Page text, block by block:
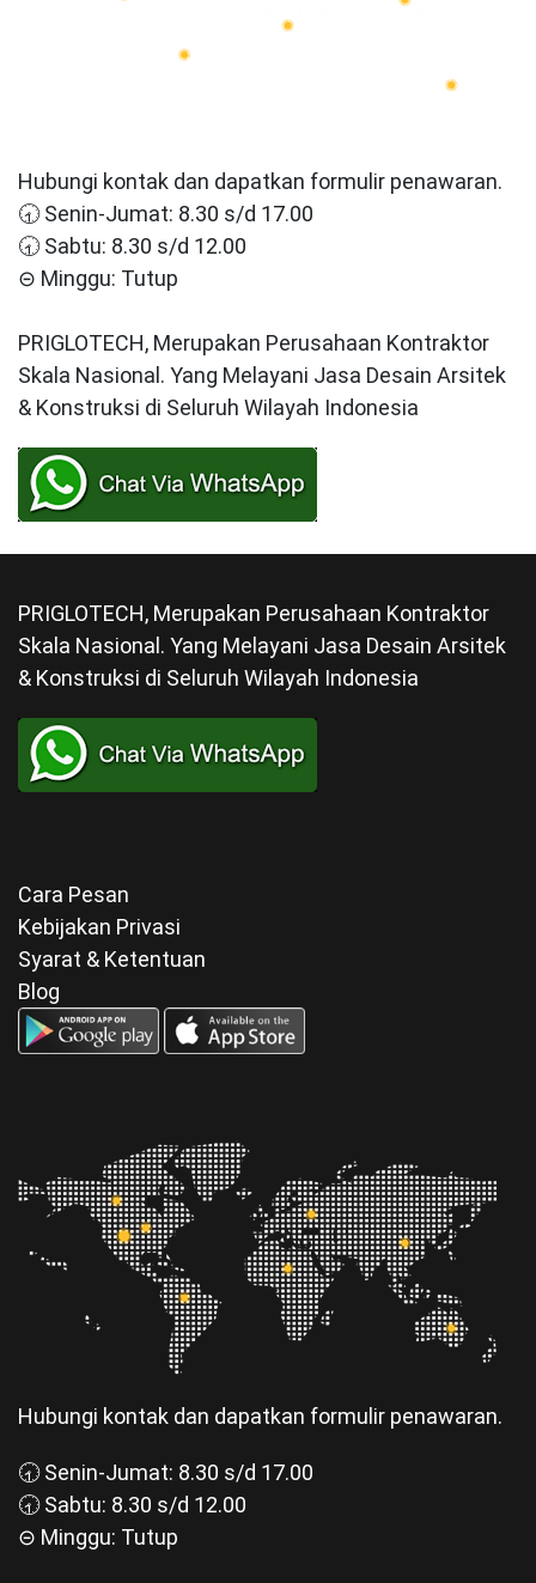
Hubungi kontak dan dapatkan formulir penawaran.
🕣 Senin-Jumat: 8.30 s/d 17.00
🕣 Sabtu: 8.30 s/d 12.00
⊝ Minggu: Tutup
PRIGLOTECH, Merupakan Perusahaan Kontraktor
Skala Nasional. Yang Melayani Jasa Desain Arsitek
& Konstruksi di Seluruh Wilayah Indonesia
PRIGLOTECH, Merupakan Perusahaan Kontraktor
Skala Nasional. Yang Melayani Jasa Desain Arsitek
& Konstruksi di Seluruh Wilayah Indonesia
Cara Pesan
Kebijakan Privasi
Syarat & Ketentuan
Blog
Hubungi kontak dan dapatkan formulir penawaran.
🕣 Senin-Jumat: 8.30 s/d 17.00
🕣 Sabtu: 8.30 s/d 12.00
⊝ Minggu: Tutup